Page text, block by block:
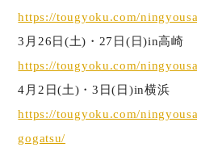
https://tougyoku.com/
3月26日(土)・27日(日)in高崎
https://tougyoku.com/
4月2日(土)・3日(日)in横浜
https://tougyoku.com/
gogatsu/